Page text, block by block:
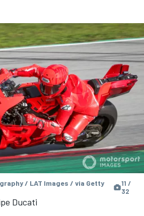
/ LAT Images / via Getty
11 /
32
Ducati